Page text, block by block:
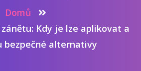
Domů
Kdy je lze aplikovat a
bezpečné alternativy